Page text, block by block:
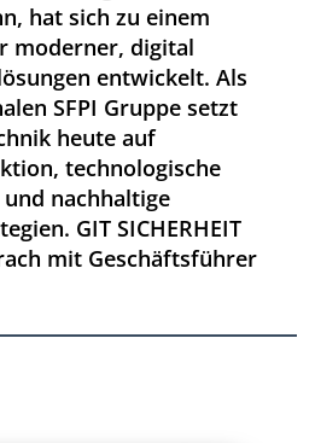
hat sich zu einem
moderner, digital
entwickelt. Als
SFPI Gruppe setzt
heute auf
technologische
nachhaltige
GIT SICHERHEIT
mit Geschäftsführer